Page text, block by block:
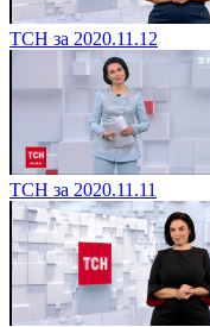
ТСН за 2020.11.12
ТСН за 2020.11.11